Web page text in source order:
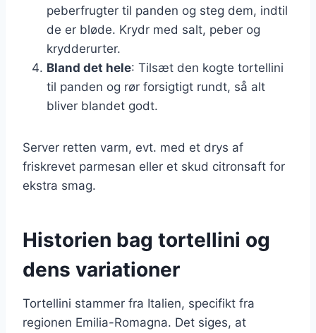
peberfrugter til panden og steg dem, indtil
de er bløde. Krydr med salt, peber og
krydderurter.
Bland det hele: Tilsæt den kogte tortellini
til panden og rør forsigtigt rundt, så alt
bliver blandet godt.
Server retten varm, evt. med et drys af
friskrevet parmesan eller et skud citronsaft for
ekstra smag.
Historien bag tortellini og
dens variationer
Tortellini stammer fra Italien, specifikt fra
regionen Emilia-Romagna. Det siges, at